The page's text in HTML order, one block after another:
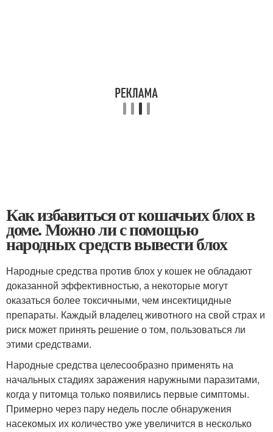
Как избавиться от кошачьих блох в
доме. Можно ли с помощью
народных средств вывести блох
Народные средства против блох у кошек не обладают
доказанной эффективностью, а некоторые могут
оказаться более токсичными, чем инсектицидные
препараты. Каждый владелец животного на свой страх и
риск может принять решение о том, пользоваться ли
этими средствами.
Народные средства целесообразно применять на
начальных стадиях заражения наружными паразитами,
когда у питомца только появились первые симптомы.
Примерно через пару недель после обнаружения
насекомых их количество уже увеличится в несколько